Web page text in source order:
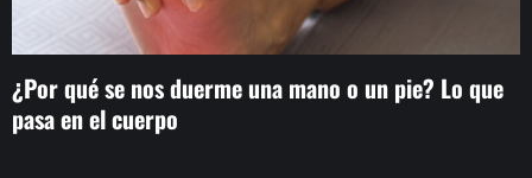
¿Por qué se nos duerme una mano o un pie? Lo que
pasa en el cuerpo